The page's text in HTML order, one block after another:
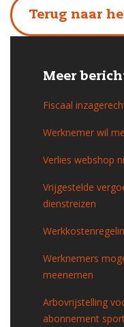
Terug naar
Meer
Fiscaal
Werknemer wil
Verlies webshop
Vrijgestelde
dienstreizen
Werknemers
meenemen
Arbovrijstelling
abonnement